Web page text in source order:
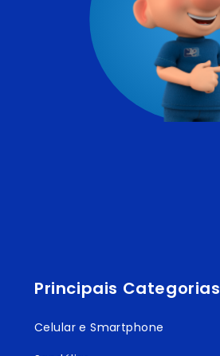
Principais Categorias
Celular e Smartphone